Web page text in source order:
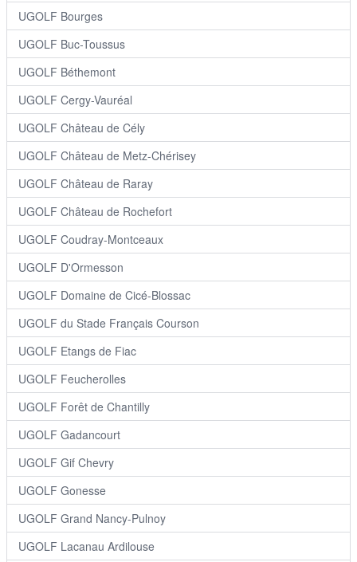
UGOLF Bourges
UGOLF Buc-Toussus
UGOLF Béthemont
UGOLF Cergy-Vauréal
UGOLF Château de Cély
UGOLF Château de Metz-Chérisey
UGOLF Château de Raray
UGOLF Château de Rochefort
UGOLF Coudray-Montceaux
UGOLF D'Ormesson
UGOLF Domaine de Cicé-Blossac
UGOLF du Stade Français Courson
UGOLF Etangs de Fiac
UGOLF Feucherolles
UGOLF Forêt de Chantilly
UGOLF Gadancourt
UGOLF Gif Chevry
UGOLF Gonesse
UGOLF Grand Nancy-Pulnoy
UGOLF Lacanau Ardilouse